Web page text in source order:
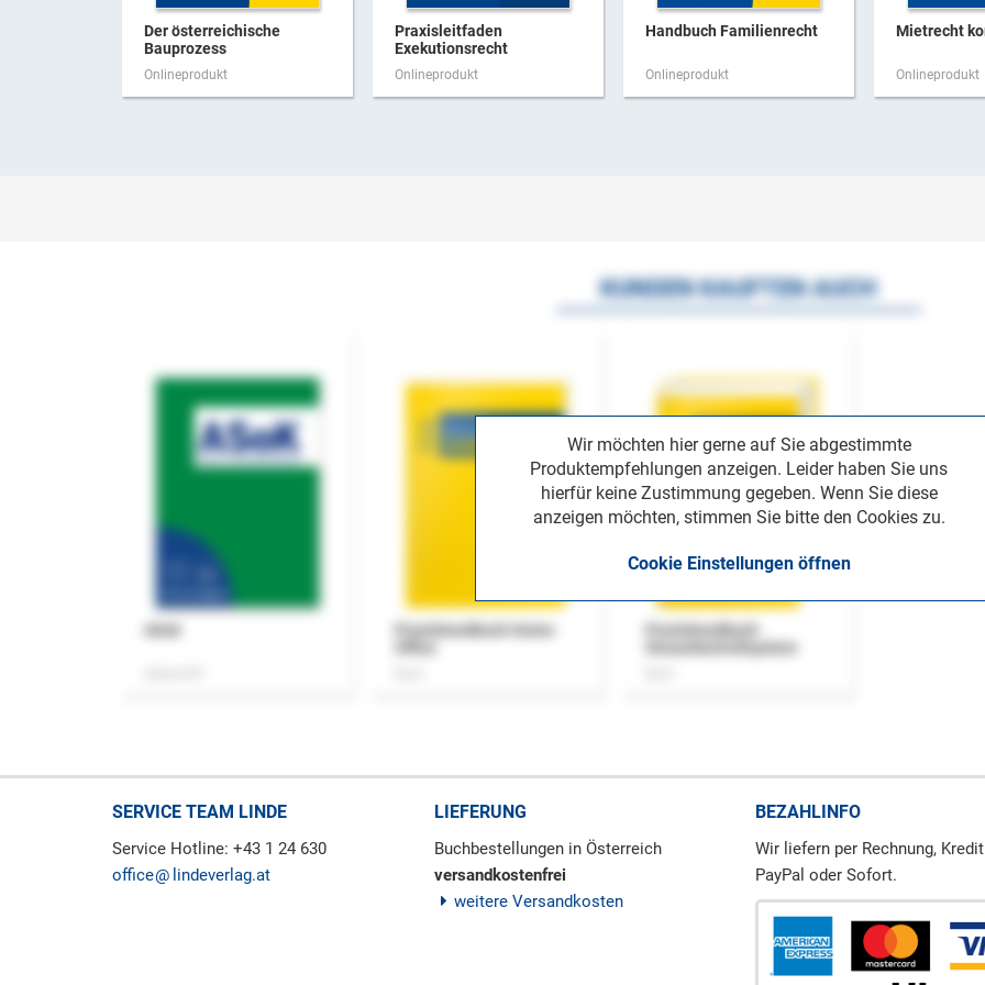
Der österreichische
Bauprozess
Onlineprodukt
Praxisleitfaden
Exekutionsrecht
Onlineprodukt
Handbuch Familienrecht
Onlineprodukt
Mietrecht
Onlineprodukt
Wir möchten hier gerne auf Sie abgestimmte
Produktempfehlungen anzeigen. Leider haben Sie uns
hierfür keine Zustimmung gegeben. Wenn Sie diese
anzeigen möchten, stimmen Sie bitte den Cookies zu.
Cookie Einstellungen öffnen
KUNDEN KAUFTEN AUCH
Praxishandbuch Home-
Praxishandbuch
SERVICE TEAM LINDE
Service Hotline: +43 1 24 630
office
lindeverlag.at
LIEFERUNG
Buchbestellungen in Österreich
versandkostenfrei
weitere Versandkosten
BEZAHLINFO
Wir liefern per Rechnung,
PayPal oder Sofort.